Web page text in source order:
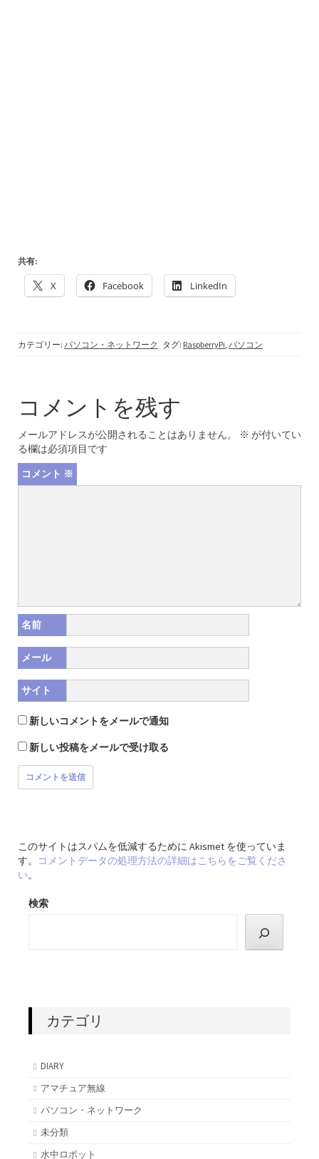
共有:
X Facebook LinkedIn
カテゴリー: パソコン・ネットワーク タグ: RaspberryPi, パソコン
コメントを残す
メールアドレスが公開されることはありません。 ※ が付いてい
る欄は必須項目です
コメント ※
名前
メール
サイト
新しいコメントをメールで通知
新しい投稿をメールで受け取る
このサイトはスパムを低減するために Akismet を使っていま
す。
コメントデータの処理方法の詳細はこちらをご覧くださ
い。
検索
カテゴリ
DIARY
アマチュア無線
パソコン・ネットワーク
未分類
水中ロボット